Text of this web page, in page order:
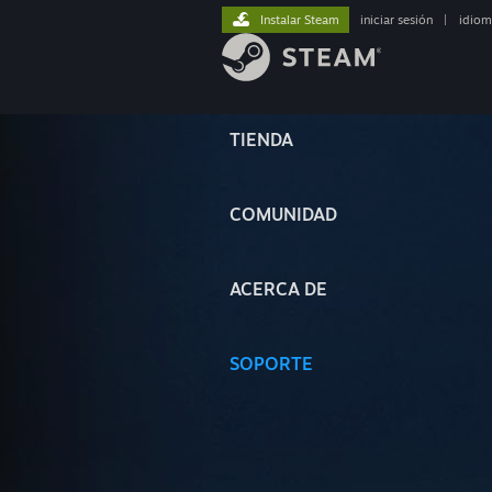
TIENDA
COMUNIDAD
ACERCA DE
SOPORTE
Instalar Steam iniciar sesión